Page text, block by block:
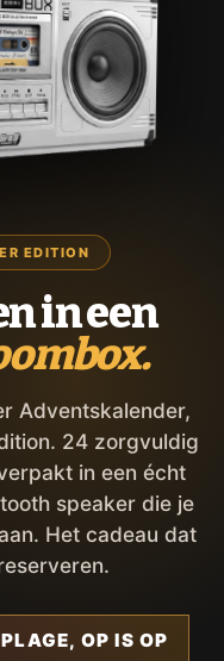
EDITION
in een
Adventskalender,
24 zorgvuldig
in een écht
speaker die je
Het cadeau dat
OP IS OP